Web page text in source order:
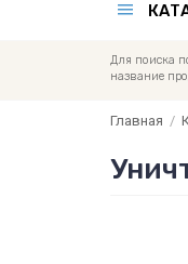
Для поиска
название
Главная /